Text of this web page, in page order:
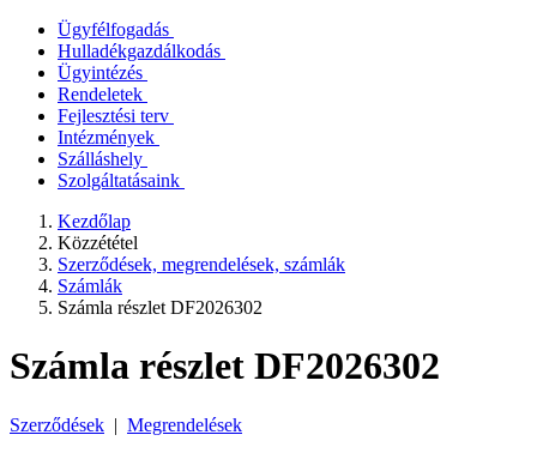
Ügyfélfogadás
Hulladékgazdálkodás
Ügyintézés
Rendeletek
Fejlesztési terv
Intézmények
Szálláshely
Szolgáltatásaink
Kezdőlap
Közzététel
Szerződések, megrendelések, számlák
Számlák
Számla részlet DF2026302
Számla részlet DF2026302
Szerződések | Megrendelések